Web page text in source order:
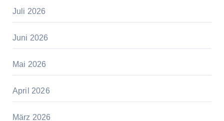
Juli 2026
Juni 2026
Mai 2026
April 2026
März 2026